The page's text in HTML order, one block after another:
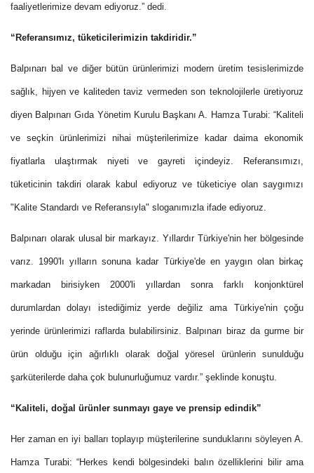
faaliyetlerimize devam ediyoruz.” dedi.
“Referansımız, tüketicilerimizin takdiridir.”
Balpınarı bal ve diğer bütün ürünlerimizi modern üretim tesislerimizde
sağlık, hijyen ve kaliteden taviz vermeden son teknolojilerle üretiyoruz
diyen Balpınarı Gıda Yönetim Kurulu Başkanı A. Hamza Turabi: “Kaliteli
ve seçkin ürünlerimizi nihai müşterilerimize kadar daima ekonomik
fiyatlarla ulaştırmak niyeti ve gayreti içindeyiz. Referansımızı,
tüketicinin takdiri olarak kabul ediyoruz ve tüketiciye olan saygımızı
"Kalite Standardı ve Referansıyla" sloganımızla ifade ediyoruz.
Balpınarı olarak ulusal bir markayız. Yıllardır Türkiye'nin her bölgesinde
varız. 1990'lı yılların sonuna kadar Türkiye'de en yaygın olan birkaç
markadan birisiyken 2000'li yıllardan sonra farklı konjonktürel
durumlardan dolayı istediğimiz yerde değiliz ama Türkiye'nin çoğu
yerinde ürünlerimizi raflarda bulabilirsiniz. Balpınarı biraz da gurme bir
ürün olduğu için ağırlıklı olarak doğal yöresel ürünlerin sunulduğu
şarküterilerde daha çok bulunurluğumuz vardır.” şeklinde konuştu.
“Kaliteli, doğal ürünler sunmayı gaye ve prensip edindik”
Her zaman en iyi balları toplayıp müşterilerine sunduklarını söyleyen A.
Hamza Turabi: “Herkes kendi bölgesindeki balın özelliklerini bilir ama